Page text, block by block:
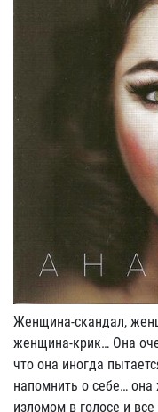
Женщина-скандал,
женщина-крик… Она
что она иногда
напомнить о себе… она
изломом в голосе и